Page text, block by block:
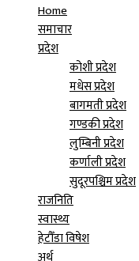
Home
समाचार
प्रदेश
कोशी प्रदेश
मधेस प्रदेश
बागमती प्रदेश
गण्डकी प्रदेश
लुम्बिनी प्रदेश
कर्णाली प्रदेश
सुदूरपश्चिम प्रदेश
राजनिति
स्वास्थ्य
हेटौँडा विषेश